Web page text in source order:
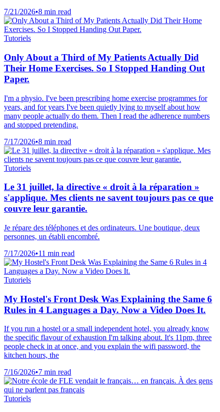
7/21/2026•8 min read
Tutoriels
Only About a Third of My Patients Actually Did
Their Home Exercises. So I Stopped Handing Out
Paper.
I'm a physio. I've been prescribing home exercise programmes for
years, and for years I've been quietly lying to myself about how
many people actually do them. Then I read the adherence numbers
and stopped pretending.
7/17/2026•8 min read
Tutoriels
Le 31 juillet, la directive « droit à la réparation »
s'applique. Mes clients ne savent toujours pas ce que
couvre leur garantie.
Je répare des téléphones et des ordinateurs. Une boutique, deux
personnes, un établi encombré.
7/17/2026•11 min read
Tutoriels
My Hostel's Front Desk Was Explaining the Same 6
Rules in 4 Languages a Day. Now a Video Does It.
If you run a hostel or a small independent hotel, you already know
the specific flavour of exhaustion I'm talking about. It's 11pm, three
people check in at once, and you explain the wifi password, the
kitchen hours, the
7/16/2026•7 min read
Tutoriels